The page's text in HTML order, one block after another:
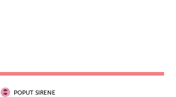
POPUT SIRENE